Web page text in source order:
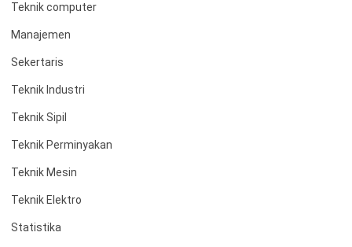
Teknik computer
Manajemen
Sekertaris
Teknik Industri
Teknik Sipil
Teknik Perminyakan
Teknik Mesin
Teknik Elektro
Statistika